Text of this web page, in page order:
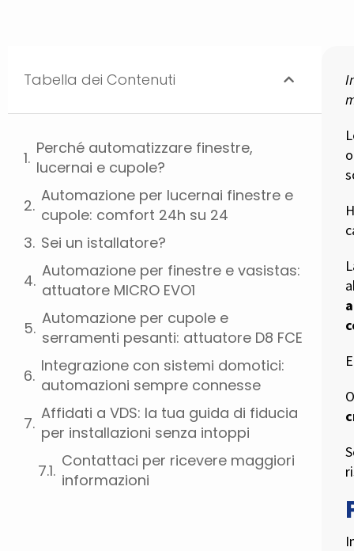
Tabella dei Contenuti
Perché automatizzare finestre,
lucernai e cupole?
Automazione per lucernai finestre e
cupole: comfort 24h su 24
Sei un istallatore?
Automazione per finestre e vasistas:
attuatore MICRO EVO1
Automazione per cupole e
serramenti pesanti: attuatore D8 FCE
Integrazione con sistemi domotici:
automazioni sempre connesse
Affidati a VDS: la tua guida di fiducia
per installazioni senza intoppi
Contattaci per ricevere maggiori
informazioni